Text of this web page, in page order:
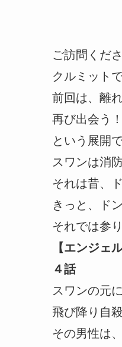
ご訪問くだ
クルミット
前回は、離
再び出会う
という展開
スワンは消
それは昔、
きっと、ド
それでは参
【エンジェ
４話
スワンの元
飛び降り自
その男性は